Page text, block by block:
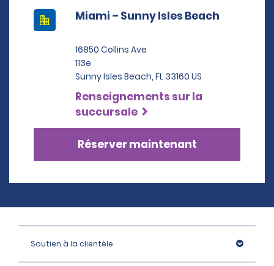
Miami – Sunny Isles Beach
16850 Collins Ave
113e
Sunny Isles Beach, FL 33160 US
Renseignements sur la
succursale
Réserver maintenant
Soutien à la clientèle